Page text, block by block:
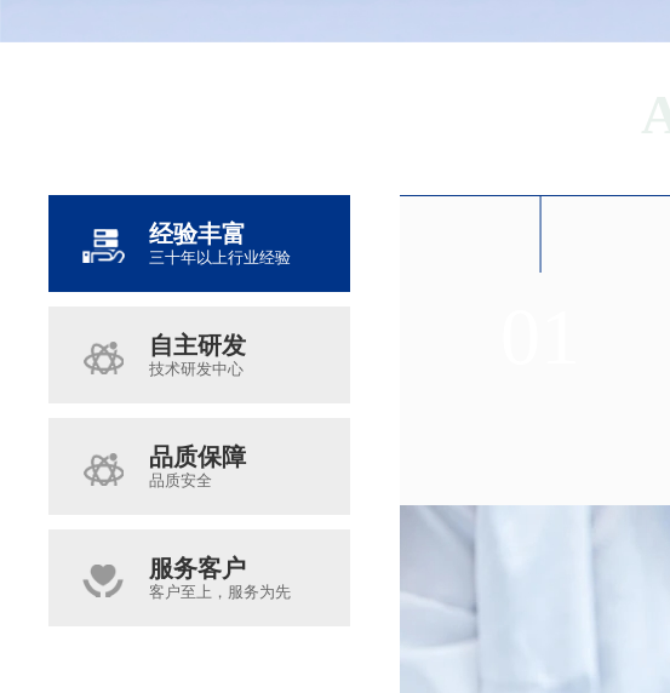
经验丰富
三十年以上行业经验
自主研发
技术研发中心
品质保障
品质安全
服务客户
客户至上，服务为先